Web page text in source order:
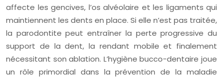
affecte les gencives, l’os alvéolaire et les ligaments qui
maintiennent les dents en place. Si elle n’est pas traitée,
la parodontite peut entraîner la perte progressive du
support de la dent, la rendant mobile et finalement
nécessitant son ablation. L’hygiène bucco-dentaire joue
un rôle primordial dans la prévention de la maladie